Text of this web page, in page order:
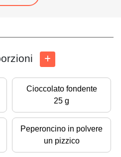
Cioccolato fondente
25 g
Peperoncino in polvere
un pizzico